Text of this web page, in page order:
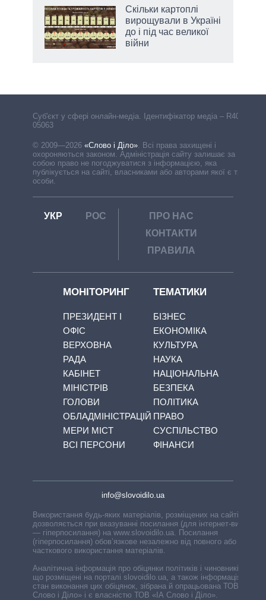
Скільки картоплі
вирощували в Україні
до і під час великої
війни
Cуб'єкт у сфері онлайн-медіа. Ідентифікатор медіа – R40-
05063
© 2009—2026 «Слово і Діло». Всі права захищені і
охороняються законом. Адміністрація сайту залишає за
собою право не погоджуватися з інформацією, яка
публікується на сайті, власниками або авторами якої є треті
особи.
УКР РОС
ПРО НАС
КОНТАКТИ
ПРАВИЛА
МОНІТОРИНГ
ПРЕЗИДЕНТ І
ОФІС
ВЕРХОВНА
РАДА
КАБІНЕТ
МІНІСТРІВ
ГОЛОВИ
ОБЛАДМІНІСТРАЦІЙ
МЕРИ МІСТ
ВСІ ПЕРСОНИ
ТЕМАТИКИ
БІЗНЕС
ЕКОНОМІКА
КУЛЬТУРА
НАУКА
НАЦІОНАЛЬНА
БЕЗПЕКА
ПОЛІТИКА
ПРАВО
СУСПІЛЬСТВО
ФІНАНСИ
info@slovoidilo.ua
Використання будь-яких матеріалів, розміщених на сайті,
дозволяється при вказуванні посилання (для інтернет-видань
— гіперпосилання) на www.slovoidilo.ua. Посилання
(гіперпосилання) обов’язкове незалежно від повного або
часткового використання матеріалів.
Аналітична інформація про обіцянки політиків і чиновників,
що розміщені на порталі slovoidilo.ua, а також інформація про
стан виконання цих обіцянок, зібрана й опрацьована ТОВ «ІА
Слово і Діло» і є власністю ТОВ «ІА Слово і Діло».